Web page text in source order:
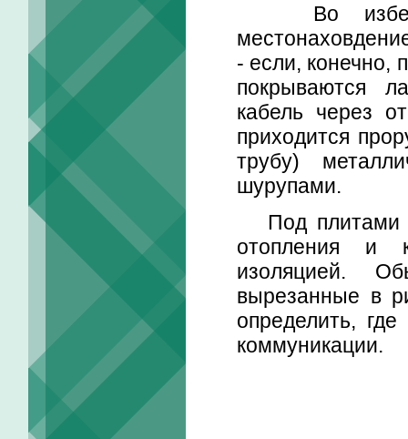
Во
- если, конечно,
покрываются
кабель через
приходится
трубу)
шурупами.
Под плитами
отопления и
изоляцией.
вырезанные в
определить,
коммуникации.